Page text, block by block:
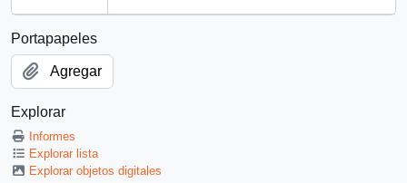
Portapapeles
Agregar
Explorar
Informes
Explorar lista
Explorar objetos digitales